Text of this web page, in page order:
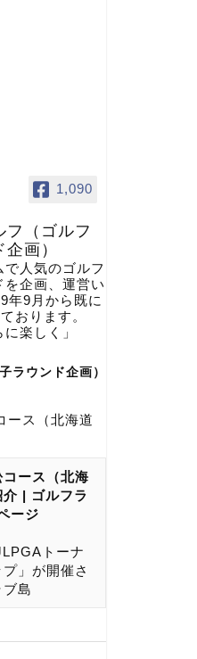
1,090
フ（ゴルフ
画）
人気のゴルフ
企画、運営い
年9月から既に
おります。
に楽しく」
ラウンド企画）
ース（北海道
ース（北海
| ゴルフラ
ージ
トーナ
」が開催さ
島